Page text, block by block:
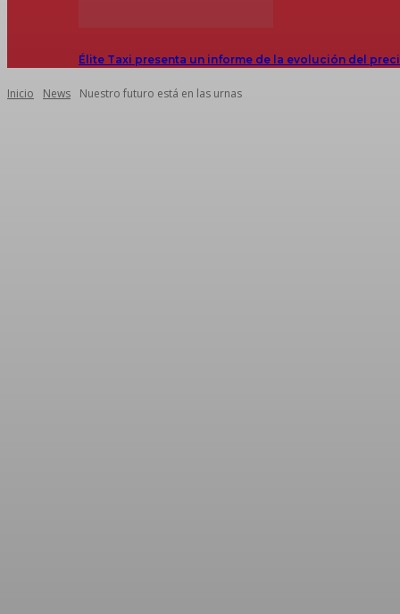
Élite Taxi presenta un informe de la evolución del
Inicio News Nuestro futuro está en las urnas